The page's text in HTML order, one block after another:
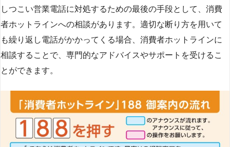
しつこい営業電話に対処するための最後の手段として、消費
者ホットラインへの相談があります。適切な断り方を用いて
も繰り返し電話がかかってくる場合、消費者ホットラインに
相談することで、専門的なアドバイスやサポートを受けるこ
とができます​​。